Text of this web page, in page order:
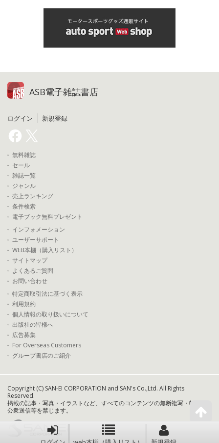
ASB電子雑誌書店
ログイン 新規登録
無料雑誌
セール
雑誌一覧
ジャンル
売上ランキング
条件検索
電子ブック無料プレゼント
インフォメーション
ユーザーサポート
WEB本棚（購入リスト）
サイトマップ
よくあるご質問
お問い合わせ
特定商取引法に基づく表示
利用規約
個人情報の取り扱いについて
出版社の皆様へ
広告募集
For Overseas Customers
グループ書店のご紹介
Copyright (C) SAN-EI CORPORATION and SAN's Co.,Ltd. All Rights
Reserved.
掲載の記事・写真・イラストなど、すべてのコンテンツの無断複写・転載・
公衆送信等を禁じます。